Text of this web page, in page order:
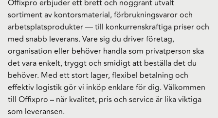
Offixpro erbjuder ett brett och noggrant utvalt
sortiment av kontorsmaterial, förbrukningsvaror och
arbetsplatsprodukter — till konkurrenskraftiga priser och
med snabb leverans. Vare sig du driver företag,
organisation eller behöver handla som privatperson ska
det vara enkelt, tryggt och smidigt att beställa det du
behöver. Med ett stort lager, flexibel betalning och
effektiv logistik gör vi inköp enklare för dig. Välkommen
till Offixpro – när kvalitet, pris och service är lika viktiga
som leveransen.